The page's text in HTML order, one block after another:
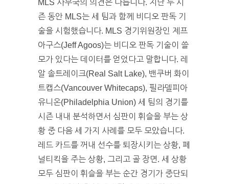
MLS 사무국의 의견은 다릅니다. 지난 두 시
즌 동안 MLS는 세 팀과 함께 비디오 판독 기
술을 시험했습니다. MLS 경기위원장인 제프
아구스(Jeff Agoos)는 비디오 판독 기술이 쓸
모가 있다는 데이터를 얻었다고 말합니다. 레
알 솔트레이크(Real Salt Lake), 밴쿠버 화이
트캡스(Vancouver Whitecaps), 필라델피아
유니온(Philadelphia Union) 세 팀의 경기를
시즌 내내 분석하면서 심판이 휘슬을 부는 상
황 중 다음 세 가지 사례를 모두 모았습니다.
레드 카드를 꺼내 선수를 퇴장시키는 상황, 페
널티킥을 주는 상황, 그리고 골 장면. 세 상황
모두 심판이 휘슬을 부는 순간 경기가 중단되